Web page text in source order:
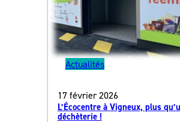
Actualités
17 février 2026
L’Écocentre à Vigneux, plus
déchèterie !